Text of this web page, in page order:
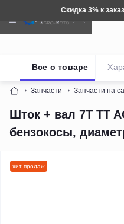
Техника:
Запчасти Запчасти на
Шток + вал 7Т TT
бензокосы,
Все о товаре
хит продаж